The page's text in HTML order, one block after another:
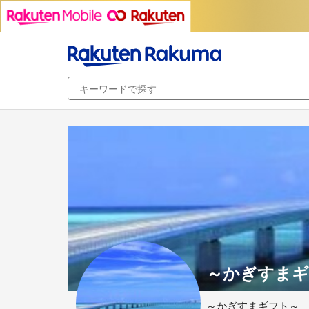
～かぎすま
～かぎすまギフト～